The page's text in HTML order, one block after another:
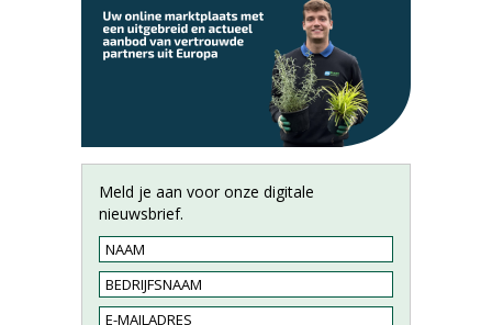
Meld je aan voor onze digitale
nieuwsbrief.